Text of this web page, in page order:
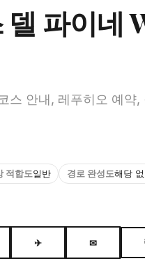
파이네
스 안내, 레푸히오 예
적합도일반 경로 완성도해당
✈ ✉